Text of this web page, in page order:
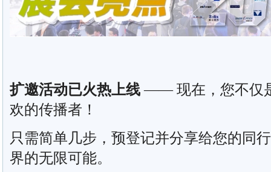
扩邀活动已火热上线—— 现在，您不仅
欢的传播者！
只需简单几步，预登记并分享给您的同
界的无限可能。